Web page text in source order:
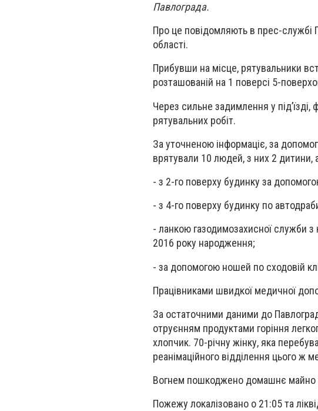
Павлограда.
Про це повідомляють в прес-службі
області.
Прибувши на місце, рятувальники
розташованій на 1 поверсі 5-
Через сильне задимлення у
рятувальних робіт.
За уточненою інформаціє, за
врятували 10 людей, з них 2 дитини,
- з 2-го поверху будинку за
- з 4-го поверху будинку по
- ланкою газодимозахисної служби
2016 року народження;
- за допомогою ношей по сходовій
Працівниками швидкої медичної
За остаточними даними до
отруєнням продуктами горіння
хлопчик. 70-річну жінку, яка
реанімаційного відділення цього ж
Вогнем пошкоджено домашнє майно
Пожежу локалізовано о 21:05 та